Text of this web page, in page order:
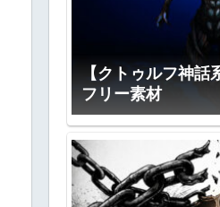
【クトゥルフ神話
フリー素材